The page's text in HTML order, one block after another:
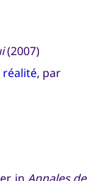
(2007)
réalité, par
in Annales de